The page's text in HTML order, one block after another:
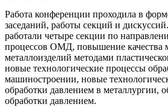
Работа конференции проходила в
заседаний, работы секций и
работали четыре секции по
процессов ОМД, повышение качества
металлоизделий методами
новые технологические процессы
машиностроении, новые
обработки давлением в металлургии,
обработки давлением.